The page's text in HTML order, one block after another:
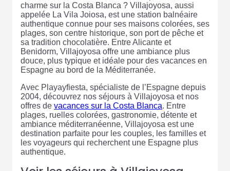
charme sur la Costa Blanca ? Villajoyosa, aussi
appelée La Vila Joiosa, est une station balnéaire
authentique connue pour ses maisons colorées, ses
plages, son centre historique, son port de pêche et
sa tradition chocolatière. Entre Alicante et
Benidorm, Villajoyosa offre une ambiance plus
douce, plus typique et idéale pour des vacances en
Espagne au bord de la Méditerranée.
Avec Playayfiesta, spécialiste de l’Espagne depuis
2004, découvrez nos séjours à Villajoyosa et nos
offres de vacances sur la Costa Blanca. Entre
plages, ruelles colorées, gastronomie, détente et
ambiance méditerranéenne, Villajoyosa est une
destination parfaite pour les couples, les familles et
les voyageurs qui recherchent une Espagne plus
authentique.